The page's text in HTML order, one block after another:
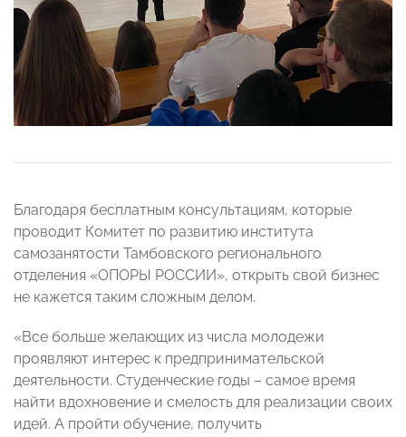
Благодаря бесплатным консультациям, которые
проводит Комитет по развитию института
самозанятости Тамбовского регионального
отделения «ОПОРЫ РОССИИ», открыть свой бизнес
не кажется таким сложным делом.
«Все больше желающих из числа молодежи
проявляют интерес к предпринимательской
деятельности. Студенческие годы – самое время
найти вдохновение и смелость для реализации своих
идей. А пройти обучение, получить